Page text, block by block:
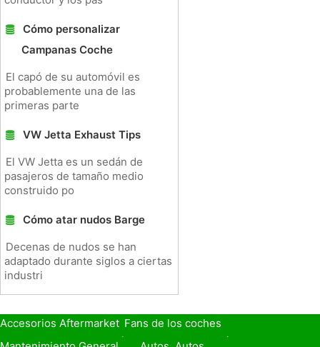
Cómo personalizar
Campanas Coche
El capó de su automóvil es
probablemente una de las
primeras parte
VW Jetta Exhaust Tips
El VW Jetta es un sedán de
pasajeros de tamaño medio
construido po
Cómo atar nudos Barge
Decenas de nudos se han
adaptado durante siglos a ciertas
industri
Accesorios Aftermarket Fans de los coches
Seguro de Coche
Préstamos y Financiación